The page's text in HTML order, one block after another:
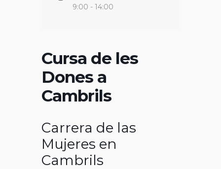
9:00 - 14:00
Cursa de les
Dones a
Cambrils
Carrera de las
Mujeres en
Cambrils